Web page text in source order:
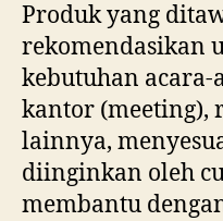
Produk yang
rekomendasikan
kebutuhan acara-
kantor (meeting),
lainnya,
diinginkan oleh
membantu